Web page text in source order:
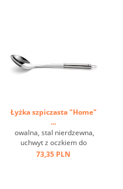
Łyżka szpiczasta "Home"
...
owalna, stal nierdzewna,
uchwyt z oczkiem do
zawieszenia ...
73,35 PLN